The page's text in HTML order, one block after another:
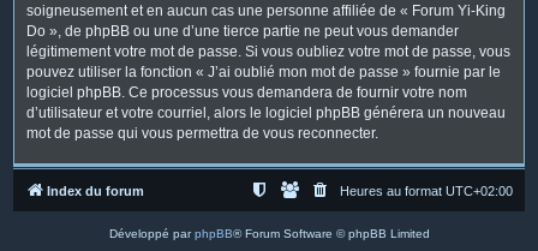
soigneusement et en aucun cas une personne affiliée de « Forum Yi-King
Do », de phpBB ou une d’une tierce partie ne peut vous demander
légitimement votre mot de passe. Si vous oubliez votre mot de passe, vous
pouvez utiliser la fonction « J’ai oublié mon mot de passe » fournie par le
logiciel phpBB. Ce processus vous demandera de fournir votre nom
d’utilisateur et votre courriel, alors le logiciel phpBB générera un nouveau
mot de passe qui vous permettra de vous reconnecter.
Index du forum Heures au format UTC+02:00
Développé parphpBB® Forum Software © phpBB Limited